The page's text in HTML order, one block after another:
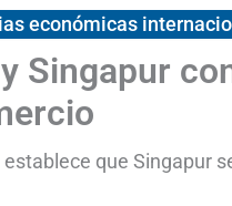
económicas
Singapur
que Singapur